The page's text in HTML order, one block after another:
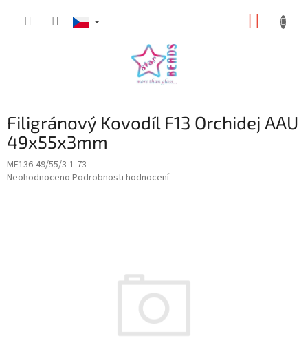
Filigránový Kovodíl F13 Orchidej AAU
49x55x3mm
MF136-49/55/3-1-73
Průměrné
Neohodnoceno Podrobnosti hodnocení